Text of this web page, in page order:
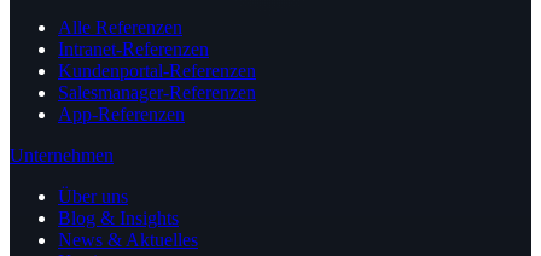
Alle Referenzen
Intranet-Referenzen
Kundenportal-Referenzen
Salesmanager-Referenzen
App-Referenzen
Unternehmen
Über uns
Blog & Insights
News & Aktuelles